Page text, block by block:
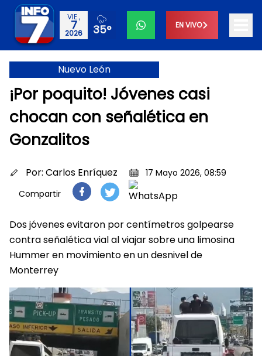
VIE.,
7
2026 35° EN VIVO
Nuevo León
¡Por poquito! Jóvenes casi
chocan con señalética en
Gonzalitos
Por: Carlos Enríquez
17 Mayo 2026, 08:59
Compartir
Dos jóvenes evitaron por centímetros golpearse
contra señalética vial al viajar sobre una limosina
Hummer en movimiento en un desnivel de
Monterrey